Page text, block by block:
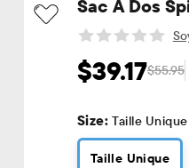
Sac À Dos
Prix ​​de vente:
$39.17$55.95
Size: Taille Unique
Taille Unique